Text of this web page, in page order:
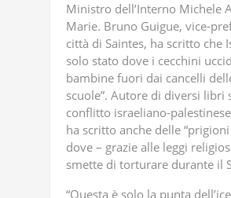
Ministro dell’Interno Michele
Marie. Bruno Guigue, vice-
città di Saintes, ha scritto che
solo stato dove i cecchini
bambine fuori dai cancelli
scuole”. Autore di diversi libri
conflitto israeliano-
ha scritto anche delle
dove – grazie alle leggi
smette di torturare durante il
“Questa è solo la punta